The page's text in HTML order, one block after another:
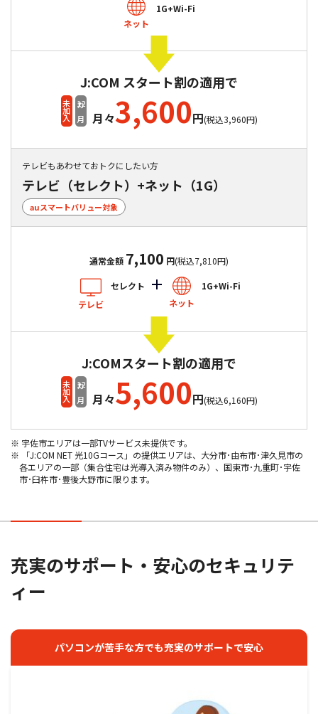
ネット
1G+Wi-Fi
J:COM スタート割の適用で
未加入 12
カ月 月々3,600円(税込3,960円)
テレビもあわせておトクにしたい方
テレビ（セレクト）+ネット（1G）
auスマートバリュー対象
通常金額 7,100 円(税込7,810円)
テレビ
セレクト
ネット
1G+Wi-Fi
J:COMスタート割の適用で
未加入 12
カ月 月々5,600円(税込6,160円)
ネットをお得に使いたい方
ネット（1G）
通常金額5,100円(税込5,610円)
ネット
未加入 12
カ月 3,600
※ 宇佐市エリアは一部TVサービス未提供です。
※ 「J:COM NET 光10Gコース」の提供エリアは、大分市･由布市･津久見市の
各エリアの一部（集合住宅は光導入済み物件のみ）、国東市･九重町･宇佐
市･臼杵市･豊後大野市に限ります。
充実のサポート・安心のセキュリテ
ィー
パソコンが苦手な方でも充実のサポートで安心